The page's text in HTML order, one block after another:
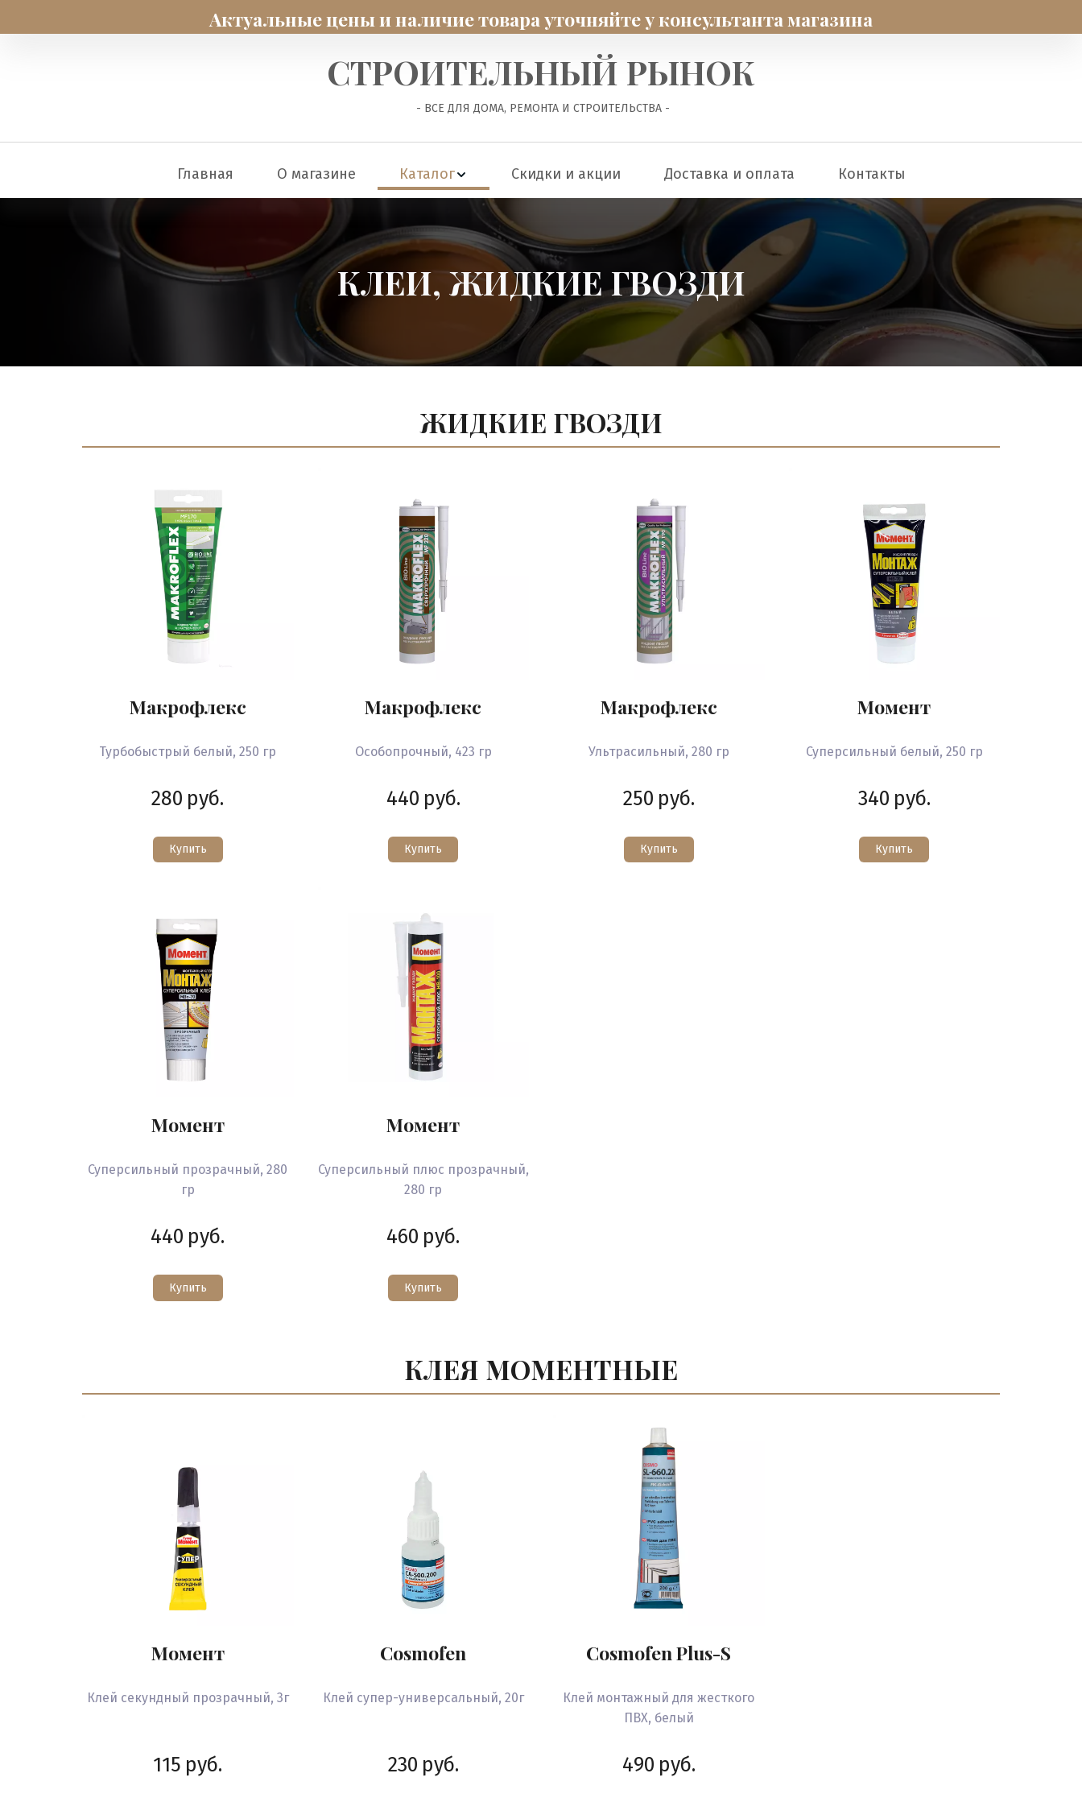
Актуальные цены и наличие товара уточняйте у консультанта магазина
СТРОИТЕЛЬНЫЙ РЫНОК
- ВСЕ ДЛЯ ДОМА, РЕМОНТА И СТРОИТЕЛЬСТВА -
Главная О магазине Каталог Скидки и акции Доставка и оплата Контакты
КЛЕИ, ЖИДКИЕ ГВОЗДИ
ЖИДКИЕ ГВОЗДИ
Макрофлекс
Турбобыстрый белый, 250 гр
280 руб.
Купить
Макрофлекс
Особопрочный, 423 гр
440 руб.
Купить
Макрофлекс
Ультрасильный, 280 гр
250 руб.
Купить
Момент
Суперсильный белый, 250 гр
340 руб.
Купить
Момент
Суперсильный прозрачный, 280
гр
440 руб.
Купить
Момент
Суперсильный плюс прозрачный,
280 гр
460 руб.
Купить
КЛЕЯ МОМЕНТНЫЕ
Момент
Клей секундный прозрачный, 3г
115 руб.
Cosmofen
Клей супер-универсальный, 20г
230 руб.
Cosmofen Plus-S
Клей монтажный для жесткого
ПВХ, белый
490 руб.